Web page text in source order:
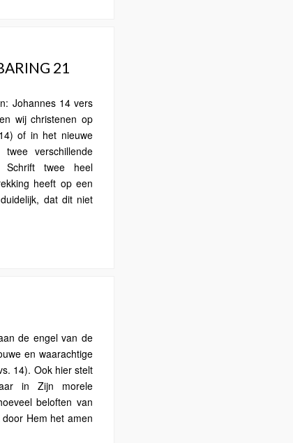
21
Johannes 14 vers
wij christenen op
of in het nieuwe
verschillende
Schrift twee heel
heeft op een
dat dit niet
de engel van de
en waarachtige
14). Ook hier stelt
in Zijn morele
beloften van
Hem het amen